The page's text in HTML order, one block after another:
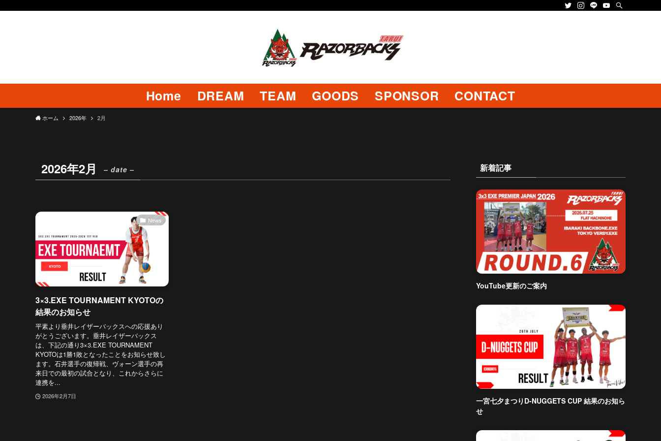
Home DREAM TEAM GOODS SPONSOR CONTACT
ホーム 2026年 2月
2026年2月 – date –
News
3×3.EXE TOURNAMENT KYOTOの
結果のお知らせ
平素より垂井レイザーバックスへの応援あり
がとうございます。垂井レイザーバックス
は、下記の通り3×3.EXE TOURNAMENT
KYOTOは1勝1敗となったことをお知らせ致し
ます。石井選手の復帰戦、ヴォーン選手の再
来日での最初の試合となり、これからさらに
連携を...
2026年2月7日
新着記事
YouTube更新のご案内
一宮七夕まつりD-NUGGETS CUP 結果のお知ら
せ